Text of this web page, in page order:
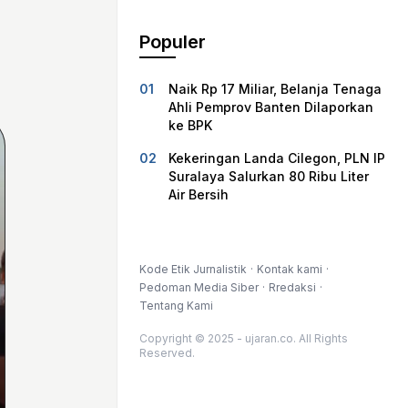
Populer
Naik Rp 17 Miliar, Belanja Tenaga
Ahli Pemprov Banten Dilaporkan
ke BPK
Kekeringan Landa Cilegon, PLN IP
Suralaya Salurkan 80 Ribu Liter
Air Bersih
Kode Etik Jurnalistik
Kontak kami
Pedoman Media Siber
Rredaksi
Tentang Kami
Copyright © 2025 - ujaran.co. All Rights
Reserved.